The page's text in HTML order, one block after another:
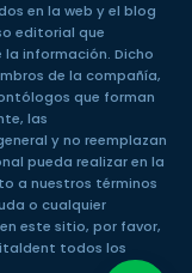
en la web y el blog
editorial que
información. Dicho
de la compañía,
que forman
las
y no reemplazan
pueda realizar en la
a nuestros términos
o cualquier
este sitio, por favor,
todos los